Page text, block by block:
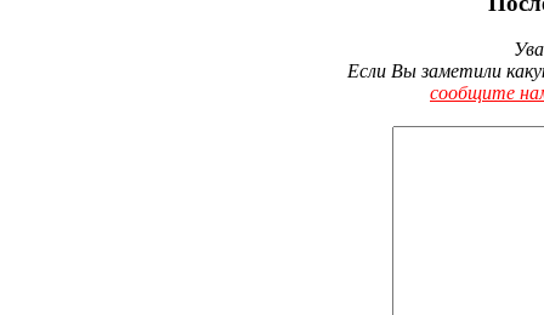
Если Вы заметили
сообщите